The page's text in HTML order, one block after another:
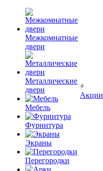
Межкомнатные
двери
Металлические
двери
Мебель
Фурнитура
Экраны
Перегородки
Акции